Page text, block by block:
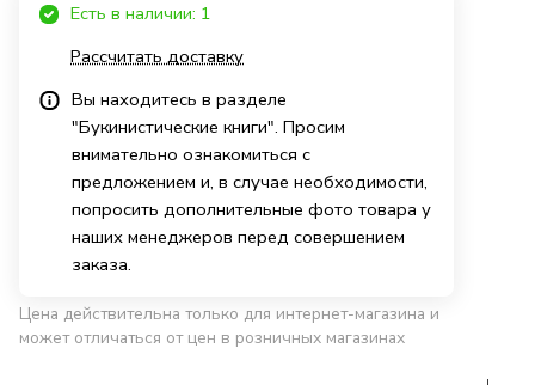
Есть в наличии: 1
Рассчитать доставку
Вы находитесь в разделе
"Букинистические книги". Просим
внимательно ознакомиться с
предложением и, в случае необходимости,
попросить дополнительные фото товара у
наших менеджеров перед совершением
заказа.
Цена действительна только для интернет-магазина и
может отличаться от цен в розничных магазинах